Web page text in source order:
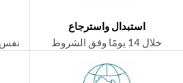
استبدال واسترجاع
نفس اليوم